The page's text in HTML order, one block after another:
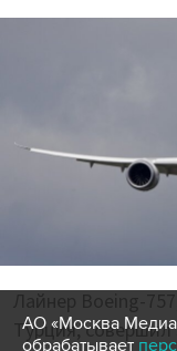
Турция, совершил
АО «Москва
обрабатывает